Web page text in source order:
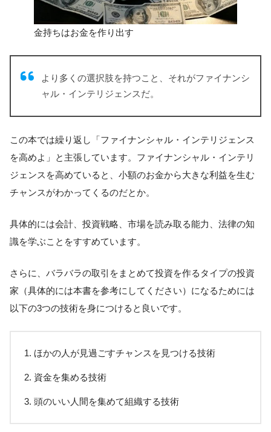
金持ちはお金を作り出す
より多くの選択肢を持つこと、それがファイナンシ
ャル・インテリジェンスだ。
この本では繰り返し「ファイナンシャル・インテリジェンス
を高めよ」と主張しています。ファイナンシャル・インテリ
ジェンスを高めていると、小額のお金から大きな利益を生む
チャンスがわかってくるのだとか。
具体的には会計、投資戦略、市場を読み取る能力、法律の知
識を学ぶことをすすめています。
さらに、バラバラの取引をまとめて投資を作るタイプの投資
家（具体的には本書を参考にしてください）になるためには
以下の3つの技術を身につけると良いです。
ほかの人が見過ごすチャンスを見つける技術
資金を集める技術
頭のいい人間を集めて組織する技術